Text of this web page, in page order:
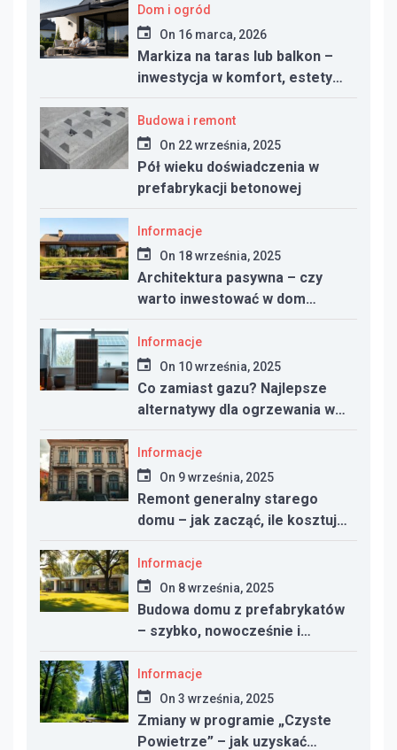
Dom i ogród
On 16 marca, 2026
Markiza na taras lub balkon –
inwestycja w komfort, estetykę
i funkcjonalność przestrzeni
Budowa i remont
On 22 września, 2025
Pół wieku doświadczenia w
prefabrykacji betonowej
Informacje
On 18 września, 2025
Architektura pasywna – czy
warto inwestować w dom
energooszczędny?
Informacje
On 10 września, 2025
Co zamiast gazu? Najlepsze
alternatywy dla ogrzewania w
nowym domu
Informacje
On 9 września, 2025
Remont generalny starego
domu – jak zacząć, ile kosztuje
i na co uważać
Informacje
On 8 września, 2025
Budowa domu z prefabrykatów
– szybko, nowocześnie i
taniej?
Informacje
On 3 września, 2025
Zmiany w programie „Czyste
Powietrze” – jak uzyskać